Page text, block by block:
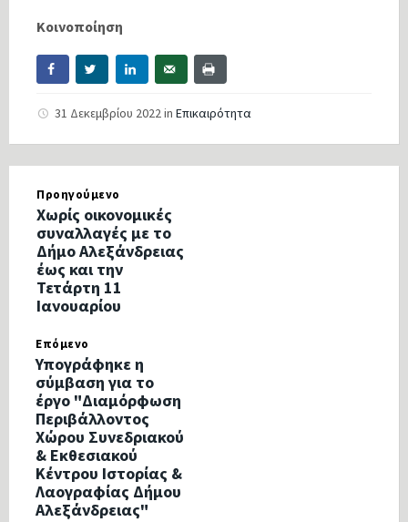
Κοινοποίηση
31 Δεκεμβρίου 2022in Επικαιρότητα
Προηγούμενο
Χωρίς οικονομικές
συναλλαγές με το
Δήμο Αλεξάνδρειας
έως και την
Τετάρτη 11
Ιανουαρίου
Επόμενο
Υπογράφηκε η
σύμβαση για το
έργο "Διαμόρφωση
Περιβάλλοντος
Χώρου Συνεδριακού
& Εκθεσιακού
Κέντρου Ιστορίας &
Λαογραφίας Δήμου
Αλεξάνδρειας"